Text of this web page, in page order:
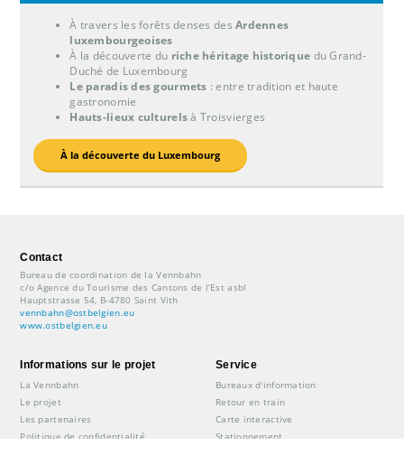
À travers les forêts denses desArdennes
luxembourgeoises
À la découverte du riche héritage historique du Grand-
Duché de Luxembourg
Le paradis des gourmets : entre tradition et haute
gastronomie
Hauts-lieux culturelsà Troisvierges
À la découverte du Luxembourg
Contact
Bureau de coordination de la Vennbahn
c/o Agence du Tourisme des Cantons de l’Est asbl
Hauptstrasse 54, B-4780 Saint Vith
vennbahn@ostbelgien.eu
www.ostbelgien.eu
Informations sur le projet
La Vennbahn
Le projet
Les partenaires
Politique de confidentialité
Service
Bureaux d'information
Retour en train
Carte interactive
Stationnement